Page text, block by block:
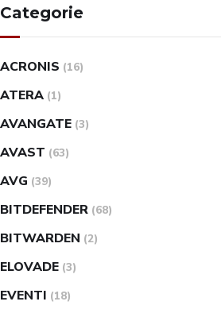
Categorie
ACRONIS (16)
ATERA (1)
AVANGATE (3)
AVAST (63)
AVG (39)
BITDEFENDER (68)
BITWARDEN (2)
ELOVADE (3)
EVENTI (18)